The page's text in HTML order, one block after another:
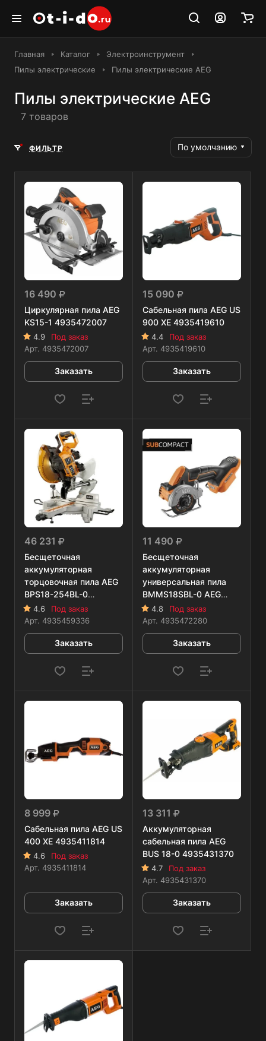
Главная Каталог
Электроинструмент
Пилы электрические
Пилы электрические AEG
Пилы электрические AEG
7 товаров
ФИЛЬТР По умолчанию
16 490
Циркулярная пила AEG
KS15-1 4935472007
4.9
Под заказ
Арт. 4935472007
Заказать
15 090
Сабельная пила AEG US
900 XE 4935419610
4.4
Под заказ
Арт. 4935419610
Заказать
46 231
Бесщеточная
аккумуляторная
торцовочная пила AEG
BPS18-254BL-0
4935459336
4.6
Под заказ
Арт. 4935459336
Заказать
11 490
Бесщеточная
аккумуляторная
универсальная пила
BMMS18SBL-0 AEG
4935472280
4.8
Под заказ
Арт. 4935472280
Заказать
8 999
Сабельная пила AEG US
400 XE 4935411814
4.6
Под заказ
Арт. 4935411814
Заказать
13 311
Аккумуляторная
сабельная пила AEG
BUS 18-0 4935431370
4.7
Под заказ
Арт. 4935431370
Заказать